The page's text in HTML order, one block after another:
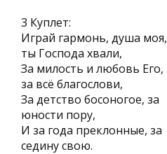
3 Куплет:
Играй гармонь, душа моя,
ты Господа хвали,
За милость и любовь Его,
за всё благослови,
За детство босоногое, за
юности пору,
И за года преклонные, за
седину свою.